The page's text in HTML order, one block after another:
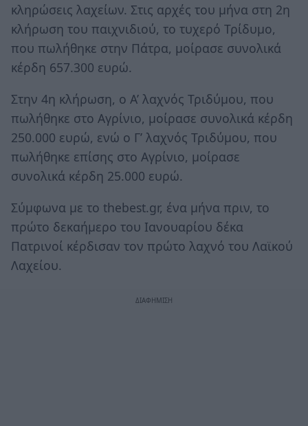
κληρώσεις λαχείων. Στις αρχές του μήνα στη 2η
κλήρωση του παιχνιδιού, το τυχερό Τρίδυμο,
που πωλήθηκε στην Πάτρα, μοίρασε συνολικά
κέρδη 657.300 ευρώ.
Στην 4η κλήρωση, ο Α’ λαχνός Τριδύμου, που
πωλήθηκε στο Αγρίνιο, μοίρασε συνολικά κέρδη
250.000 ευρώ, ενώ ο Γ’ λαχνός Τριδύμου, που
πωλήθηκε επίσης στο Αγρίνιο, μοίρασε
συνολικά κέρδη 25.000 ευρώ.
Σύμφωνα με το thebest.gr, ένα μήνα πριν, το
πρώτο δεκαήμερο του Ιανουαρίου δέκα
Πατρινοί κέρδισαν τον πρώτο λαχνό του Λαϊκού
Λαχείου.